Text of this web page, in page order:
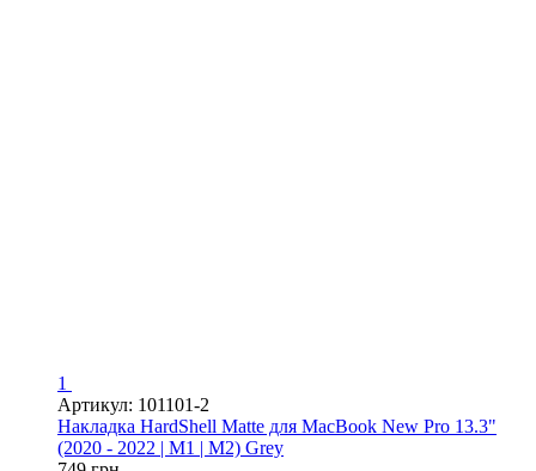
1
Артикул: 101101-2
Накладка HardShell Matte для MacBook New Pro 13.3"
(2020 - 2022 | M1 | M2) Grey